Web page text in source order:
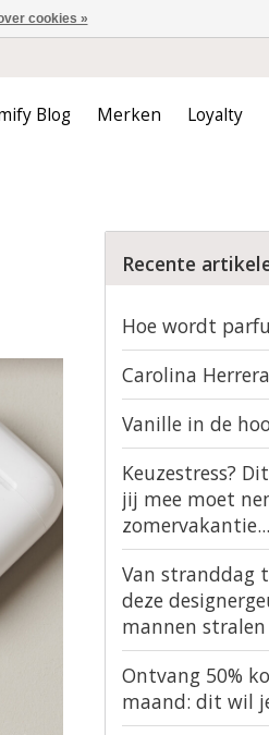
Blog Merken Loyalty
Recente
Hoe wordt
Carolina
Vanille in de
Keuzestress?
jij mee moet
zomervakantie...
Van stranddag
deze
mannen
Ontvang 50%
maand: dit wil
cookies »